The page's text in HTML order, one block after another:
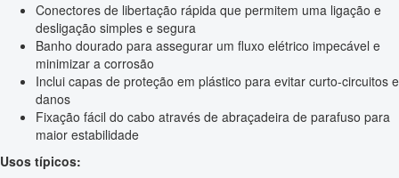
Conectores de libertação rápida que permitem uma ligação e
desligação simples e segura
Banho dourado para assegurar um fluxo elétrico impecável e
minimizar a corrosão
Inclui capas de proteção em plástico para evitar curto-circuitos e
danos
Fixação fácil do cabo através de abraçadeira de parafuso para
maior estabilidade
Usos típicos: